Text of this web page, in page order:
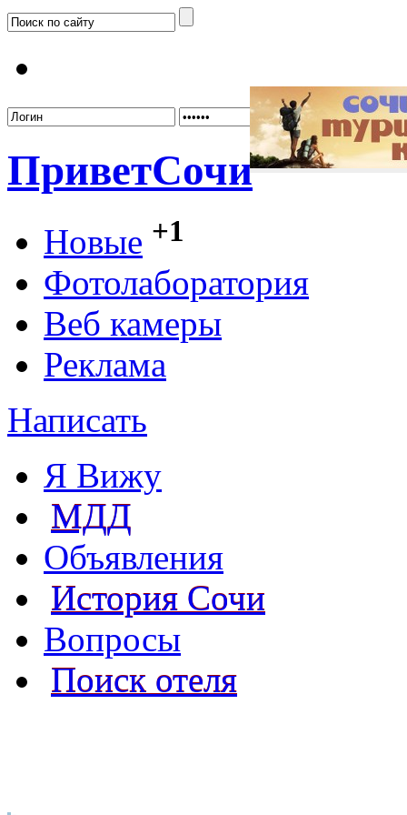
ПриветСочи
Новые +1
Фотолаборатория
Веб камеры
Реклама
Написать
Я Вижу
МДД
Объявления
История Сочи
Вопросы
Поиск отеля